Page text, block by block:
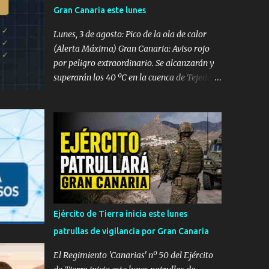
establecimiento hotelero, las intensas
maniobras de reanimación cardiopulmonar
practicadas no lograron revertir el cuadro,
confirmándose finalmente su fallecimiento.
Operativo aéreo en el Muelle de La
Emergencias y Seguridad (CECOES) 112
movilizó de inmediato un dispositivo de
máxima urgencia que incluyó el helicóptero
medicalizado del Servicio de Urgencias
Canario (SUC) junto a...
Gran Canaria este lunes
Lunes, 3 de agosto: Pico de la ola de calor
(Alerta Máxima) Gran Canaria: Aviso rojo
por peligro extraordinario. Se alcanzarán y
superarán los 40 ºC en la cuenca de Tejeda y
de viento de hasta 80 km/h en vertientes SE
y Oeste. Tenerife: Aviso naranja con
máximas de 37 ºC en el este, sur y oeste
(medianías y costas). Avisos amarillos de 34
ºC a 35 ºC en el área metropolitana y norte.
Lanzarote, Fuerteventura, La Palma, La
Gomera y El Hierro: Avisos amarillos
generalizados por máximas de 35 ºC (con
picos de 37 ºC). Vientos de hasta 70-80
km/h en La Gomera y Lanzarote. Densa
calima en altura. Martes, 4 de agosto: Calor
Ejército de Tierra inicia este lunes
patrullas de vigilancia por Gran Canaria
El Regimiento 'Canarias' nº 50 del Ejército